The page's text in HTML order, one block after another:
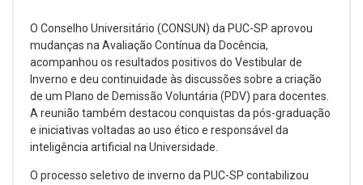
O Conselho Universitário (CONSUN) da PUC-SP aprovou
mudanças na Avaliação Contínua da Docência,
acompanhou os resultados positivos do Vestibular de
Inverno e deu continuidade às discussões sobre a criação
de um Plano de Demissão Voluntária (PDV) para docentes.
A reunião também destacou conquistas da pós-graduação
e iniciativas voltadas ao uso ético e responsável da
inteligência artificial na Universidade.
O processo seletivo de inverno da PUC-SP contabilizou